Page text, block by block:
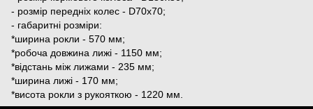
- розмір передніх колес - D70x70;
- габаритні розміри:
*ширина рокли - 570 мм;
*робоча довжина лижі - 1150 мм;
*відстань між лижами - 235 мм;
*ширина лижі - 170 мм;
*висота рокли з рукояткою - 1220 мм.